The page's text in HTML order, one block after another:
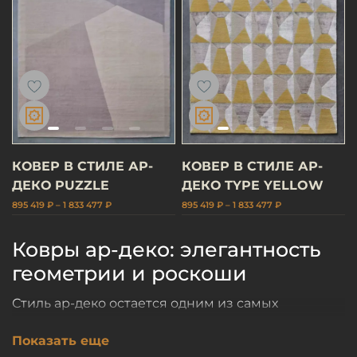
КОВЕР В СТИЛЕ АР-
ДЕКО PUZZLE
895 419 ₽ – 1 833 477 ₽
КОВЕР В СТИЛЕ АР-
ДЕКО TYPE YELLOW
895 419 ₽ – 1 833 477 ₽
Ковры ар-деко: элегантность
геометрии и роскоши
Стиль ар-деко остается одним из самых
оформления пространства. Ковер в стиле ар-
Показать еще